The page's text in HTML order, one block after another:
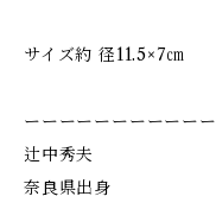
サイズ約 径11.5×7㎝
ーーーーーーーーーー
辻中秀夫
奈良県出身